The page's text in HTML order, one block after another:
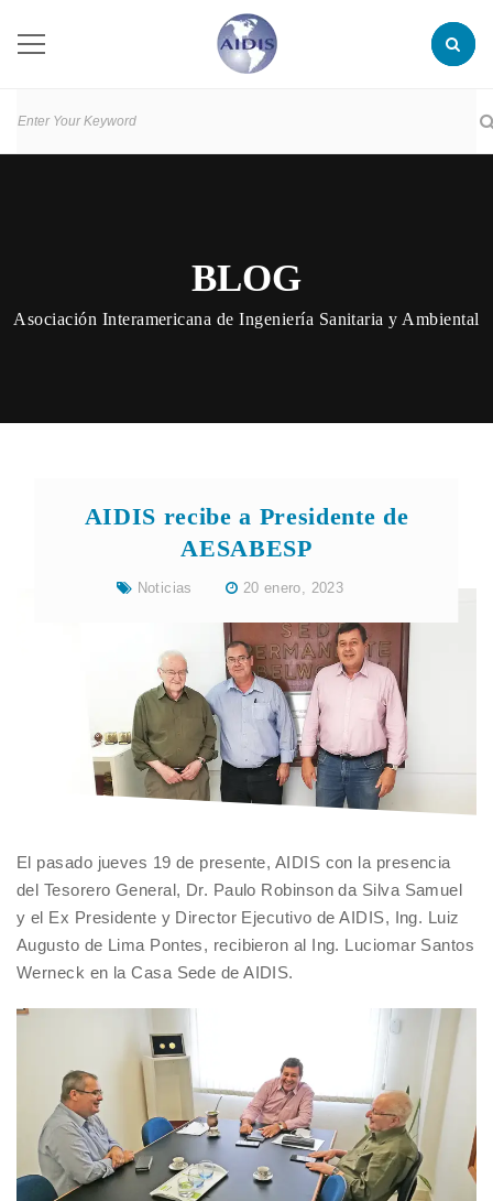
BLOG
Asociación Interamericana de Ingeniería Sanitaria y Ambiental
AIDIS recibe a Presidente de
AESABESP
Noticias 20 enero, 2023
El pasado jueves 19 de presente, AIDIS con la presencia
del Tesorero General, Dr. Paulo Robinson da Silva Samuel
y el Ex Presidente y Director Ejecutivo de AIDIS, Ing. Luiz
Augusto de Lima Pontes, recibieron al Ing. Luciomar Santos
Werneck en la Casa Sede de AIDIS.